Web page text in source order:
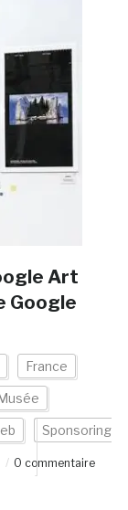
Art
Google
France
Sponsoring
0 commentaire